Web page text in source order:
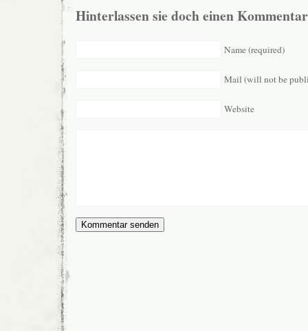
Hinterlassen sie doch einen
Name (required)
Mail (will not be
Website